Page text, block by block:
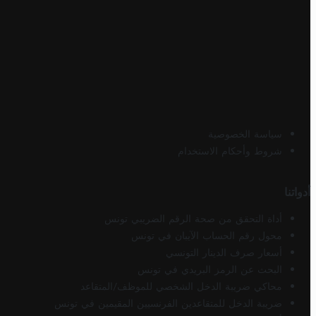
سياسة الخصوصية
شروط وأحكام الاستخدام
أدواتنا
أداة التحقق من صحة الرقم الضريبي تونس
محول رقم الحساب الآيبان في تونس
أسعار صرف الدينار التونسي
البحث عن الرمز البريدي في تونس
محاكي ضريبة الدخل الشخصي للموظف/المتقاعد
ضريبة الدخل للمتقاعدين الفرنسيين المقيمين في تونس